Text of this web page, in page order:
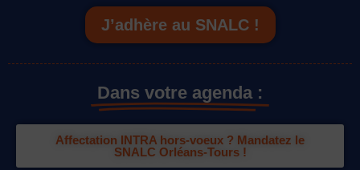
J’adhère au SNALC !
Dans votre agenda :
Affectation INTRA hors-voeux ? Mandatez le
SNALC Orléans-Tours !